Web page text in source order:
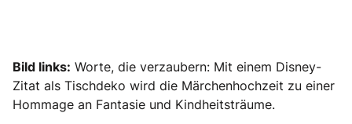
Bild links: Worte, die verzaubern: Mit einem Disney-
Zitat als Tischdeko wird die Märchenhochzeit zu einer
Hommage an Fantasie und Kindheitsträume.